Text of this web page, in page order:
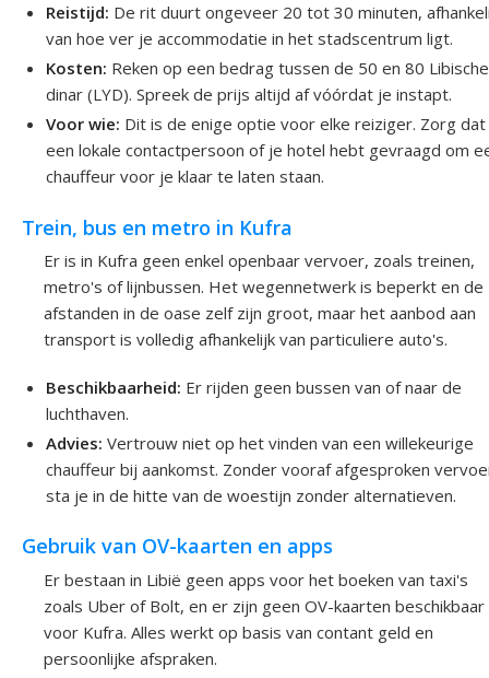
Reistijd: De rit duurt ongeveer 20 tot 30 minuten,
van hoe ver je accommodatie in het stadscentrum ligt.
Kosten: Reken op een bedrag tussen de 50 en 80 Libische
dinar (LYD). Spreek de prijs altijd af vóórdat je instapt.
Voor wie: Dit is de enige optie voor elke reiziger. Zorg
een lokale contactpersoon of je hotel hebt gevraagd om
chauffeur voor je klaar te laten staan.
Trein, bus en metro in Kufra
Er is in Kufra geen enkel openbaar vervoer, zoals treinen,
metro's of lijnbussen. Het wegennetwerk is beperkt en de
afstanden in de oase zelf zijn groot, maar het aanbod aan
transport is volledig afhankelijk van particuliere auto's.
Beschikbaarheid: Er rijden geen bussen van of naar de
luchthaven.
Advies: Vertrouw niet op het vinden van een willekeurige
chauffeur bij aankomst. Zonder vooraf afgesproken
sta je in de hitte van de woestijn zonder alternatieven.
Gebruik van OV-kaarten en apps
Er bestaan in Libië geen apps voor het boeken van taxi's
zoals Uber of Bolt, en er zijn geen OV-kaarten beschikbaar
voor Kufra. Alles werkt op basis van contant geld en
persoonlijke afspraken.